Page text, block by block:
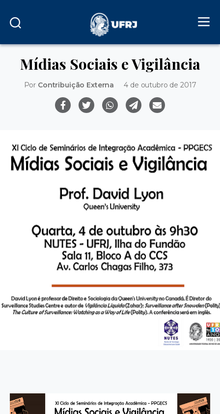
Mídias Sociais e Vigilância
Por Contribuição Externa 4 de outubro de 2017